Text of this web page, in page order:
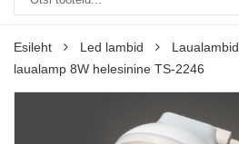
Esileht Led lambid Laualambid
laualamp 8W helesinine TS-2246